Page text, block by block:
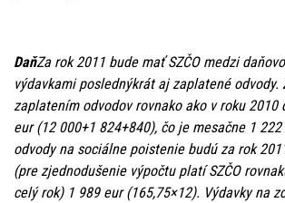
DaňZa rok 2011 bude mať SZČO medzi
výdavkami poslednýkrát aj zaplatené odvody.
zaplatením odvodov rovnako ako v roku 2010
eur (12 000+1 824+840), čo je mesačne 1
odvody na sociálne poistenie budú za rok
(pre zjednodušenie výpočtu platí SZČO
celý rok) 1 989 eur (165,75×12). Výdavky na